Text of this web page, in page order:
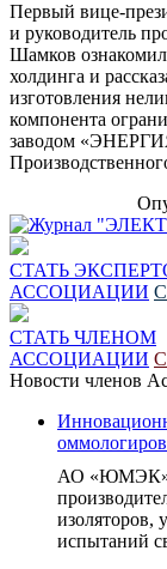
Первый вице-
и руководитель
Шамков
холдинга и
изготовления
компонента
заводом
СТАТЬ
АССОЦИАЦИИ
СТАТЬ ЧЛЕНОМ
АССОЦИАЦИИ
Новости членов
АО «ЮМЭК»,
изоляторов,
испытаний